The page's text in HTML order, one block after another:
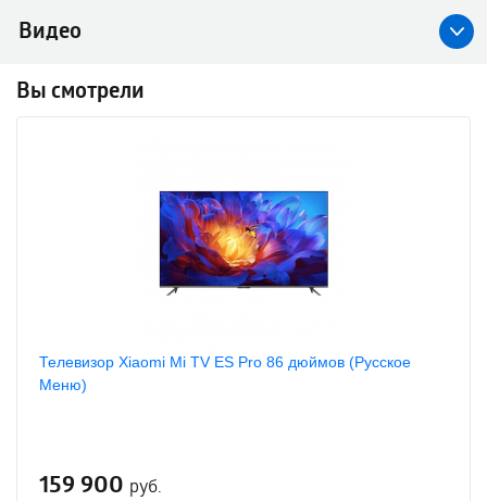
Видео
Вы смотрели
Телевизор Xiaomi Mi TV ES Pro 86 дюймов (Русское
Меню)
159 900 руб.